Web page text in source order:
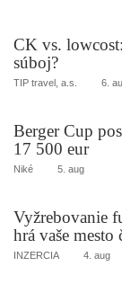
CK vs.
súboj?
TIP travel, a.s. 6.
Berger Cup
17 500 eur
Niké 5. aug
Vyžrebovanie
hrá vaše mesto
INZERCIA 4. aug